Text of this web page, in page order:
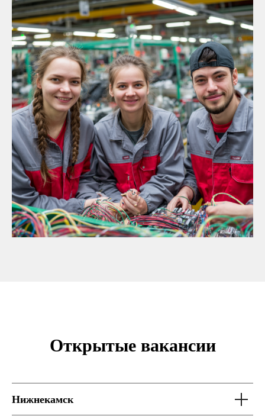
Открытые вакансии
Нижнекамск